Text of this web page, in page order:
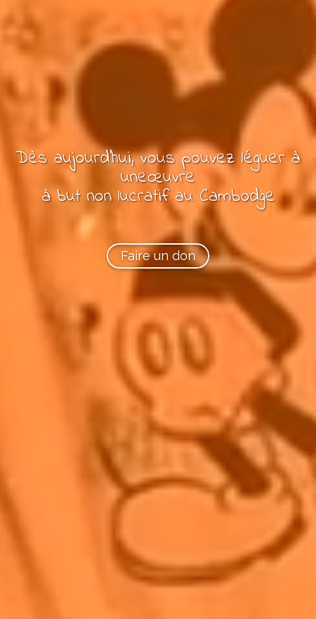
Dès aujourd'hui, vous pouvezléguer à
uneœuvre
à but non lucratifau Cambodge
Faire un don